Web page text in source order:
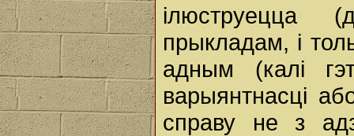
ілюструецца
прыкладам, і
адным (калі
варыянтнасці
справу не з